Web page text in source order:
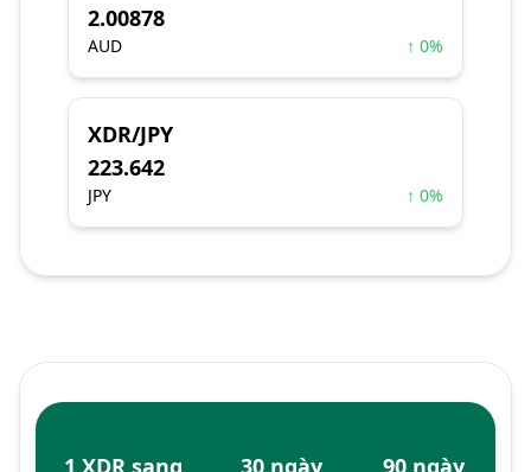
2.00878
AUD ↑ 0%
XDR/JPY
223.642
JPY ↑ 0%
1 XDR sang
30 ngày
90 ngày